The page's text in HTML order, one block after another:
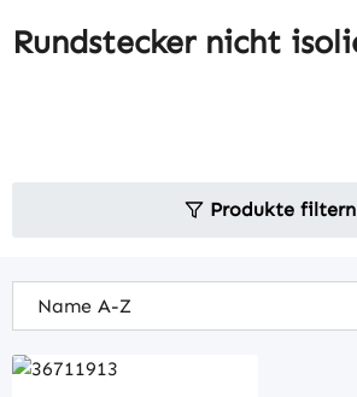
Rundstecker nicht
Produkte filtern